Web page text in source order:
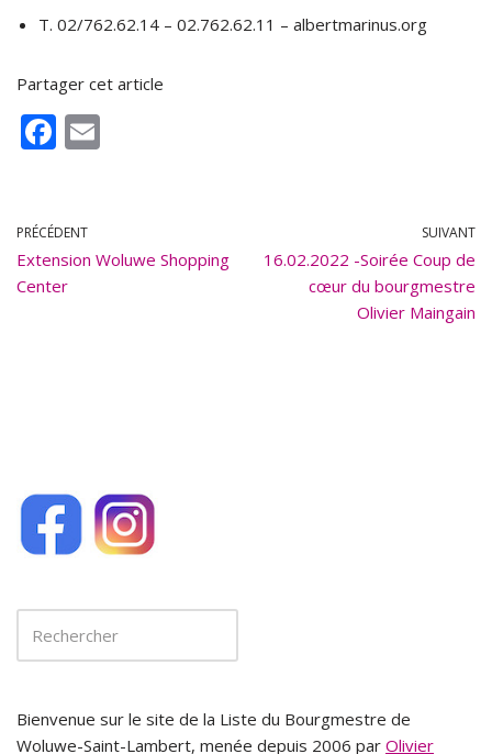
T. 02/762.62.14 – 02.762.62.11 – albertmarinus.org
Partager cet article
F
b
o
o
PRÉCÉDENT
Extension Woluwe Shopping
Center
SUIVANT
16.02.2022 -Soirée Coup de
cœur du bourgmestre
Olivier Maingain
Bienvenue sur le site de la Liste du Bourgmestre de
Woluwe-Saint-Lambert, menée depuis 2006 par Olivier